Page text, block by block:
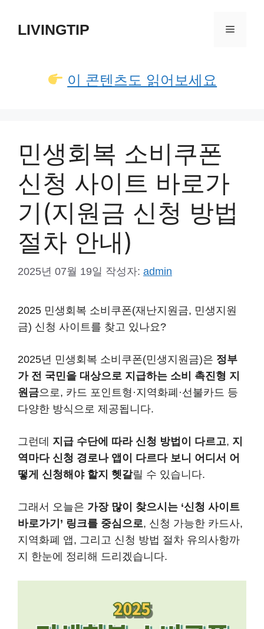
LIVINGTIP 메
이 콘텐츠도 읽어보세요
민생회복 소비쿠폰
신청 사이트 바로가
기(지원금 신청 방법
절차 안내)
2025년 07월 19일 작성자: admin
2025 민생회복 소비쿠폰(재난지원금, 민생지원
금) 신청 사이트를 찾고 있나요?
2025년 민생회복 소비쿠폰(민생지원금)은 정부
가 전 국민을 대상으로 지급하는 소비 촉진형 지
원금으로, 카드 포인트형·지역화폐·선불카드 등
다양한 방식으로 제공됩니다.
그런데 지급 수단에 따라 신청 방법이 다르고, 지
역마다 신청 경로나 앱이 다르다 보니 어디서 어
떻게 신청해야 할지 헷갈릴 수 있습니다.
그래서 오늘은 가장 많이 찾으시는 ‘신청 사이트
바로가기’ 링크를 중심으로, 신청 가능한 카드사,
지역화폐 앱, 그리고 신청 방법 절차 유의사항까
지 한눈에 정리해 드리겠습니다.